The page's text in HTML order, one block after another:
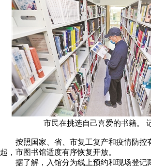
市民在挑选自己喜爱的书籍。
按照国家、省、市复工复产和疫情防控
起，市图书馆适度有序恢复开放。
据了解，入馆分为线上预约和现场登记